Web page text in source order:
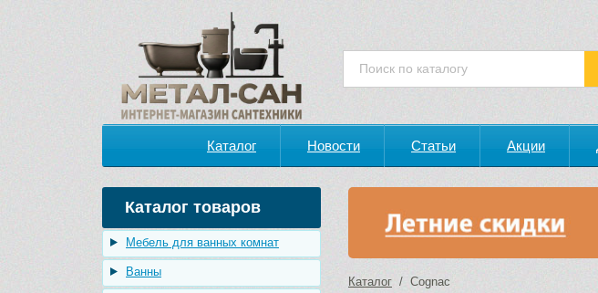
Каталог Новости Статьи Акции
Каталог товаров
Мебель для ванных комнат
Ванны
Каталог / Cognac